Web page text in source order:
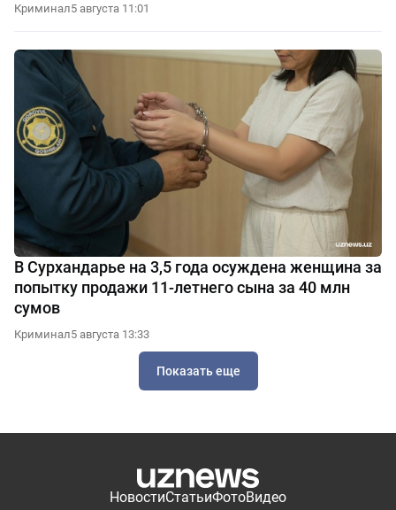
Криминал5 августа 11:01
В Сурхандарье на 3,5 года осуждена женщина за
попытку продажи 11-летнего сына за 40 млн
сумов
Криминал5 августа 13:33
Показать еще
НовостиСтатьиФотоВидео